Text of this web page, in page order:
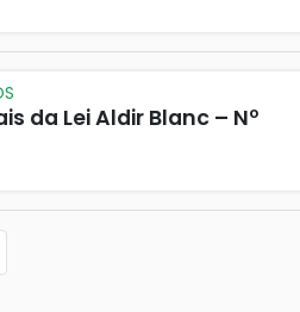
da Lei Aldir Blanc – Nº